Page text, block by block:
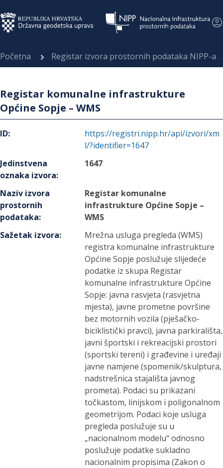
Početna Registar izvora prostornih podataka NIPP-a
Registar komunalne infrastrukture
Općine Sopje – WMS
ID:
https://registri.nipp.hr/api/izvori/xm
l/?identifier=1647
Jedinstvena
oznaka izvora:
1647
Naziv izvora
prostornih
podataka:
Registar komunalne
infrastrukture Općine Sopje –
WMS
Sažetak izvora:
Mrežna usluga pregleda (WMS)
registra komunalne infrastrukture
Općine Sopje poslužuje slijedeće
podatke iz skupa Registar
komunalne infrastrukture Općine
Sopje: javna rasvjeta (rasvjetna
mjesta), javne prometne površine
bez motornih vozila (pješačko-
biciklistički pravci), javna parkirališta,
javni športski i rekreacijski prostori
(sportski tereni) i građevine i uređaji
javne namjene (spomenik/skulptura,
nadstrešnica stajališta javnog
prometa). Podaci su prikazani
točkastom, linijskom i poligonalnom
geometrijom. Podaci koje usluga
pregleda poslužuje su u
„nacionalnom modelu“ odnosno
poslužuje podatke sukladno
nacionalnim propisima (Zakon o